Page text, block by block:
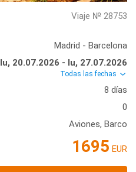
Viaje № 28753
Madrid - Barcelona
lu, 20.07.2026 - lu, 27.07.2026
Todas las fechas
8 días
0
Aviones, Barco
1695 EUR